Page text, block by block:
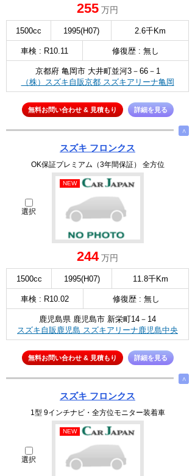
255 万円
1500cc 1995(H07) 2.6千Km
車検 : R10.11 修復歴 : 無し
京都府 亀岡市 大井町並河3－66－1
（株）スズキ自販京都 スズキアリーナ亀岡
無料お問い合わせ & 見積もり 詳細を見る
∧
スズキ フロンクス
OK保証プレミアム（3年間保証） 全方位
選択
NEW
244万円
1500cc 1995(H07) 11.8千Km
車検 : R10.02 修復歴 : 無し
鹿児島県 鹿児島市 新栄町14－14
スズキ自販鹿児島 スズキアリーナ鹿児島中央
無料お問い合わせ & 見積もり 詳細を見る
∧
スズキ フロンクス
1型 9インチナビ・全方位モニター装着車
選択
NEW